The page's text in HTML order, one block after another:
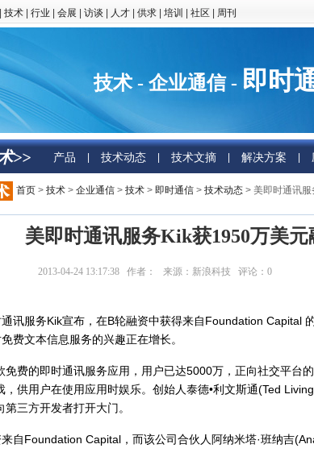
技术 行业 会展 访谈 人才 供求 培训 社区 周刊
技术 - 企业通信 - 即时
>> 产品 技术动态 技术文摘 解决方案
首页 > 技术 > 企业通信 > 技术 > 即时通信 > 技术动态 > 美即时通讯
美即时通讯服务Kik获1950万美元
2013-04-24 13:17:38 作者： 来源：新浪科技 评论： 0
服务Kik宣布，在B轮融资中获得来自Foundation Capital
费文本信息服务的兴趣正在增长。
的即时通讯服务应用，用户已达5000万，正向社交平台
，供用户在使用应用时娱乐。创始人泰德•利文斯通(Ted
三方开发者打开大门。
Foundation Capital，而该公司合伙人阿纳米塔·班纳吉